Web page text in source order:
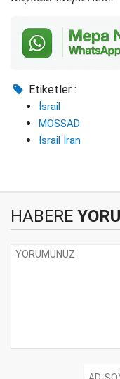
Etiketler :
İsrail
MOSSAD
İsrail İran
HABERE